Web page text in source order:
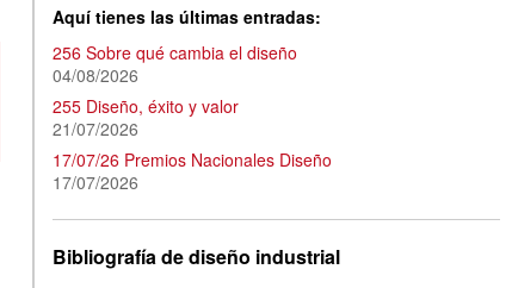
Aquí tienes las últimas entradas:
256 Sobre qué cambia el diseño
04/08/2026
255 Diseño, éxito y valor
21/07/2026
17/07/26 Premios Nacionales Diseño
17/07/2026
Bibliografía de diseño industrial